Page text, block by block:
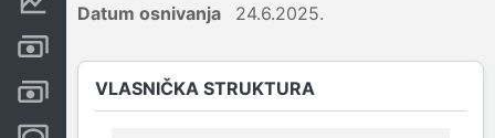
Računi i blokade
Datum osnivanja
24.6.2025.
VLASNIČKA STRUKTURA